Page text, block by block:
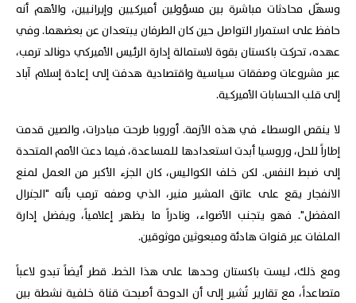
وسهّل محادثات مباشرة بين مسؤولين أميركيين وإيرانيين، والأهم أنه
حافظ على استمرار التواصل حين كان الطرفان يبتعدان عن بعضهما. وفي
عهده، تحركت باكستان بقوة لاستمالة إدارة الرئيس الأميركي دونالد ترمب،
عبر مشروعات وصفقات سياسية واقتصادية هدفت إلى إعادة إسلام آباد
إلى قلب الحسابات الأميركية.
لا ينقص الوسطاء في هذه الأزمة. أوروبا طرحت مبادرات، والصين قدمت
إطاراً للحل، وروسيا أبدت استعدادها للمساعدة، فيما دعت الأمم المتحدة
إلى ضبط النفس. لكن خلف الكواليس، كان الجزء الأكبر من العمل لمنع
الانفجار يقع على عاتق المشير منير، الذي وصفه ترمب بأنه "الجنرال
المفضل". فهو يتجنب الأضواء، ونادراً ما يظهر إعلامياً، ويفضل إدارة
الملفات عبر قنوات هادئة ومبعوثين موثوقين.
ومع ذلك، ليست باكستان وحدها على هذا الخط. قطر أيضاً تبدو لاعباً
متصاعداً، مع تقارير تُشير إلى أن الدوحة أصبحت قناة خلفية نشطة بين